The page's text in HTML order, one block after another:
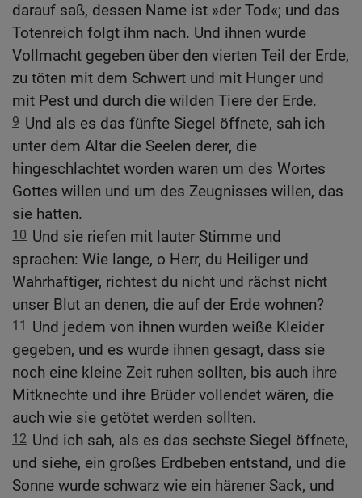
darauf saß, dessen Name ist »der Tod«; und das
Totenreich folgt ihm nach. Und ihnen wurde
Vollmacht gegeben über den vierten Teil der Erde,
zu töten mit dem Schwert und mit Hunger und
mit Pest und durch die wilden Tiere der Erde.
9 Und als es das fünfte Siegel öffnete, sah ich
unter dem Altar die Seelen derer, die
hingeschlachtet worden waren um des Wortes
Gottes willen und um des Zeugnisses willen, das
sie hatten.
10 Und sie riefen mit lauter Stimme und
sprachen: Wie lange, o Herr, du Heiliger und
Wahrhaftiger, richtest du nicht und rächst nicht
unser Blut an denen, die auf der Erde wohnen?
11
Und jedem von ihnen wurden weiße Kleider
gegeben, und es wurde ihnen gesagt, dass sie
noch eine kleine Zeit ruhen sollten, bis auch ihre
Mitknechte und ihre Brüder vollendet wären, die
auch wie sie getötet werden sollten.
12 Und ich sah, als es das sechste Siegel öffnete,
und siehe, ein großes Erdbeben entstand, und die
Sonne wurde schwarz wie ein härener Sack, und